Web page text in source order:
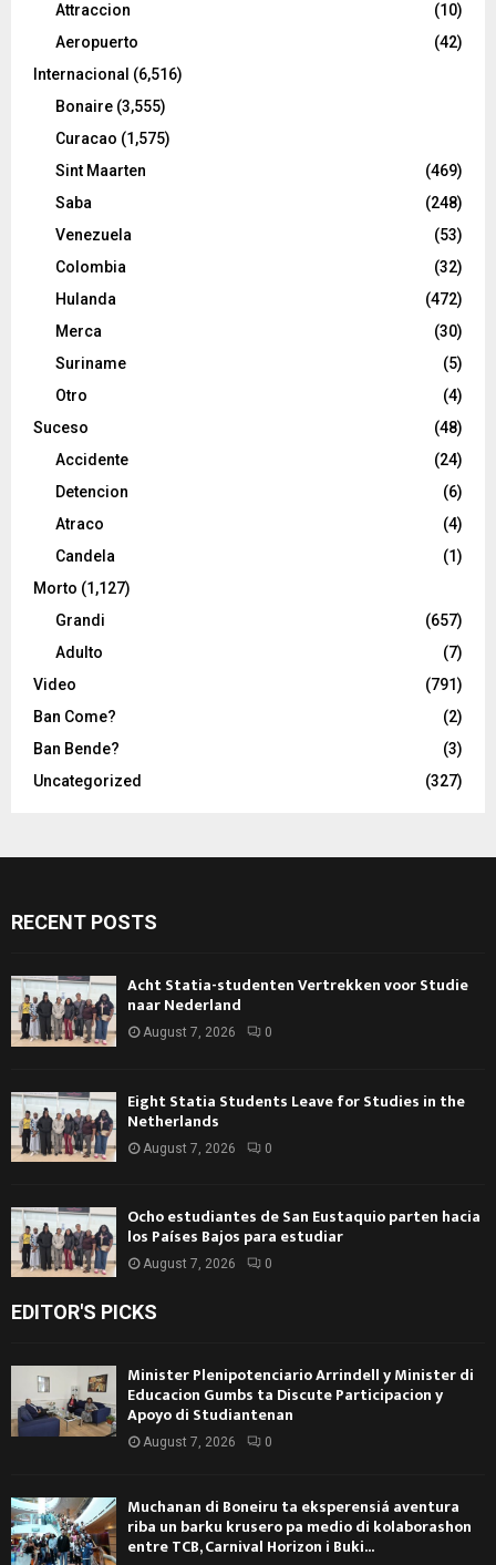
Attraccion
(10)
Aeropuerto
(42)
Internacional (6,516)
Bonaire (3,555)
Curacao (1,575)
Sint Maarten
(469)
Saba
(248)
Venezuela
(53)
Colombia
(32)
Hulanda
(472)
Merca
(30)
Suriname
(5)
Otro
(4)
Suceso
(48)
Accidente
(24)
Detencion
(6)
Atraco
(4)
Candela
(1)
Morto (1,127)
Grandi
(657)
Adulto
(7)
Video
(791)
Ban Come?
(2)
Ban Bende?
(3)
Uncategorized
(327)
RECENT POSTS
Acht Statia-studenten Vertrekken voor Studie
naar Nederland
August 7, 2026 0
Eight Statia Students Leave for Studies in the
Netherlands
August 7, 2026 0
Ocho estudiantes de San Eustaquio parten hacia
los Países Bajos para estudiar
August 7, 2026 0
EDITOR'S PICKS
Minister Plenipotenciario Arrindell y Minister di
Educacion Gumbs ta Discute Participacion y
Apoyo di Studiantenan
August 7, 2026 0
Muchanan di Boneiru ta eksperensiá aventura
riba un barku krusero pa medio di kolaborashon
entre TCB, Carnival Horizon i Buki...